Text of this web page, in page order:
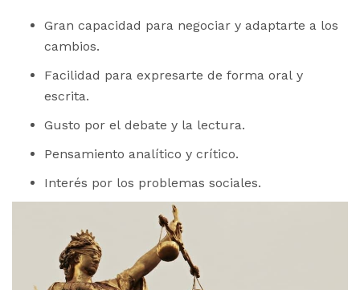
Gran capacidad para negociar y adaptarte a los
cambios.
Facilidad para expresarte de forma oral y
escrita.
Gusto por el debate y la lectura.
Pensamiento analítico y crítico.
Interés por los problemas sociales.